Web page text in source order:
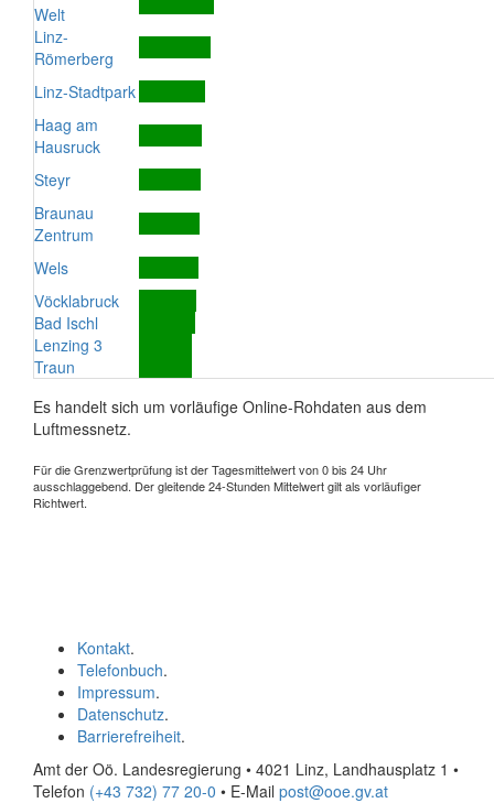
Welt
Linz-
Römerberg
Linz-Stadtpark
Haag am
Hausruck
Steyr
Braunau
Zentrum
Wels
Vöcklabruck
Bad Ischl
Lenzing 3
Traun
Es handelt sich um vorläufige Online-Rohdaten aus dem
Luftmessnetz.
Für die Grenzwertprüfung ist der Tagesmittelwert von 0 bis 24 Uhr
ausschlaggebend. Der gleitende 24-Stunden Mittelwert gilt als vorläufiger
Richtwert.
Kontakt.
Telefonbuch.
Impressum.
Datenschutz.
Barrierefreiheit.
Amt der Oö. Landesregierung • 4021 Linz, Landhausplatz 1 •
Telefon (+43 732) 77 20-0 • E-Mail post@ooe.gv.at